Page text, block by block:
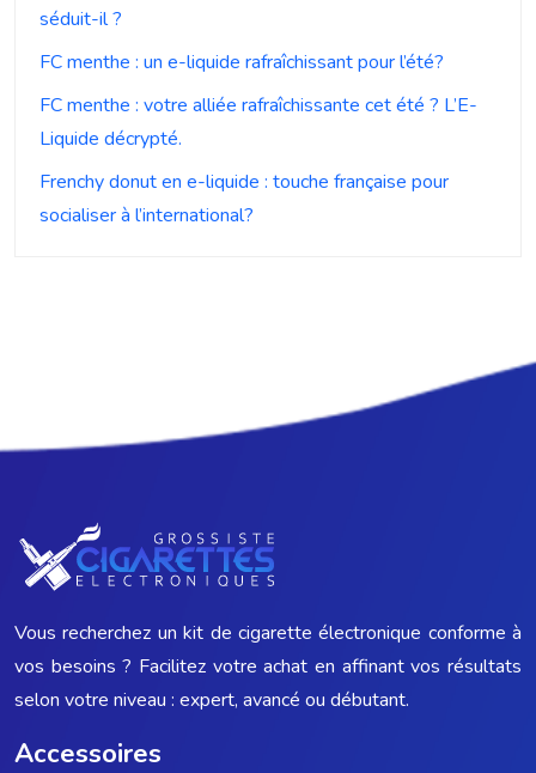
séduit-il ?
FC menthe : un e-liquide rafraîchissant pour l’été?
FC menthe : votre alliée rafraîchissante cet été ? L’E-
Liquide décrypté.
Frenchy donut en e-liquide : touche française pour
socialiser à l’international?
Vous recherchez un kit de cigarette électronique conforme à
vos besoins ? Facilitez votre achat en affinant vos résultats
selon votre niveau : expert, avancé ou débutant.
Accessoires